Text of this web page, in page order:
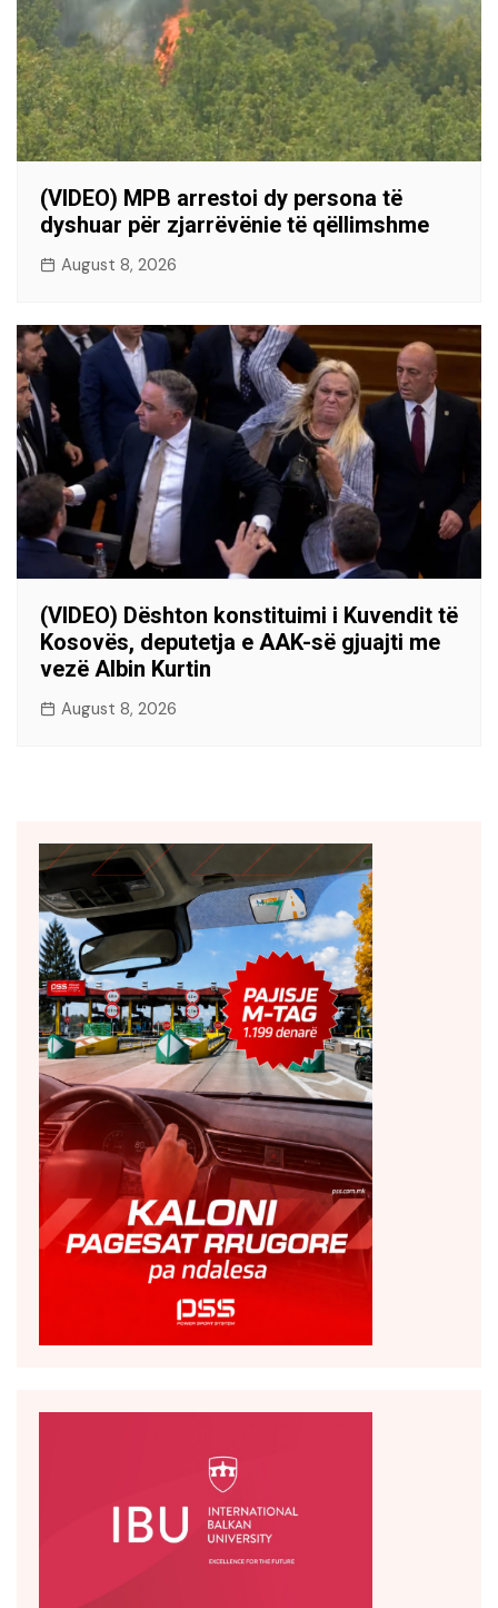
(VIDEO) MPB arrestoi dy persona të
dyshuar për zjarrëvënie të qëllimshme
August 8, 2026
(VIDEO) Dështon konstituimi i Kuvendit të
Kosovës, deputetja e AAK-së gjuajti me
vezë Albin Kurtin
August 8, 2026